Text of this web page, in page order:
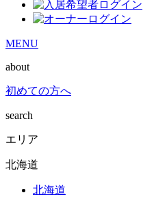
MENU
about
初めての方へ
search
エリア
北海道
北海道